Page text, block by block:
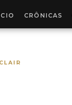
CRÔNICAS